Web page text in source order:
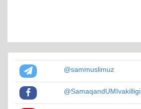
@sammuslimuz
@SamaqandUMIvakilligi